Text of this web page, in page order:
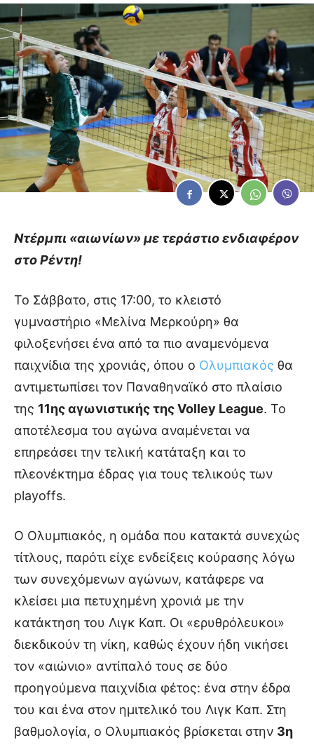
Ντέρμπι «αιωνίων» με τεράστιο ενδιαφέρον
στο Ρέντη!
Το Σάββατο, στις 17:00, το κλειστό
γυμναστήριο «Μελίνα Μερκούρη» θα
φιλοξενήσει ένα από τα πιο αναμενόμενα
παιχνίδια της χρονιάς, όπου ο Ολυμπιακός θα
αντιμετωπίσει τον Παναθηναϊκό στο πλαίσιο
της 11ης αγωνιστικής της Volley League. Το
αποτέλεσμα του αγώνα αναμένεται να
επηρεάσει την τελική κατάταξη και το
πλεονέκτημα έδρας για τους τελικούς των
playoffs.
Ο Ολυμπιακός, η ομάδα που κατακτά συνεχώς
τίτλους, παρότι είχε ενδείξεις κούρασης λόγω
των συνεχόμενων αγώνων, κατάφερε να
κλείσει μια πετυχημένη χρονιά με την
κατάκτηση του Λιγκ Καπ. Οι «ερυθρόλευκοι»
διεκδικούν τη νίκη, καθώς έχουν ήδη νικήσει
τον «αιώνιο» αντίπαλό τους σε δύο
προηγούμενα παιχνίδια φέτος: ένα στην έδρα
του και ένα στον ημιτελικό του Λιγκ Καπ. Στη
βαθμολογία, ο Ολυμπιακός βρίσκεται στην 3η